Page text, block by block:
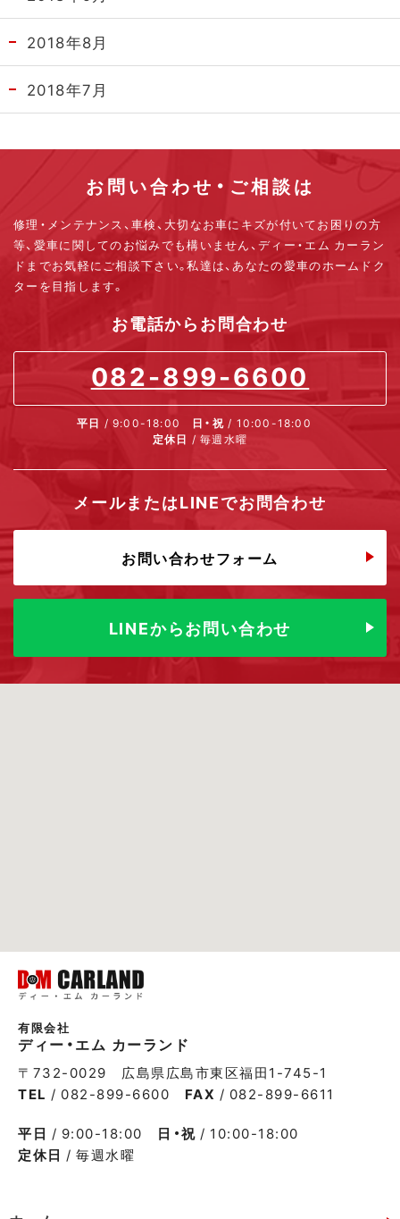
2018年8月
2018年7月
お問い合わせ・ご相談は
修理・メンテナンス、車検、大切なお車にキズが付いてお困りの方
等、 愛車に関してのお悩みでも構いません、ディー・エム カーラン
ドまでお気軽にご相談下さい。私達は、あなたの愛車のホームドク
ターを目指します。
お電話からお問合わせ
082-899-6600
平日 / 9:00-18:00 日・祝/ 10:00-18:00
定休日 / 毎週水曜
メールまたはLINEでお問合わせ
お問い合わせフォーム
LINEからお問い合わせ
有限会社
ディー・エム カーランド
〒732-0029 広島県広島市東区福田1-745-1
TEL / 082-899-6600 FAX / 082-899-6611
平日 / 9:00-18:00 日・祝 / 10:00-18:00
定休日 / 毎週水曜